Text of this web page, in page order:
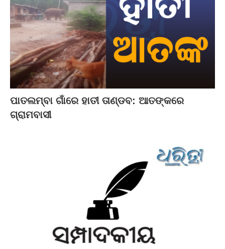
ପାତଲମ୍ବା ଗାଁରେ ହାତୀ ତାଣ୍ଡବ: ଆତଙ୍କରେ
ଗ୍ରାମବାସୀ